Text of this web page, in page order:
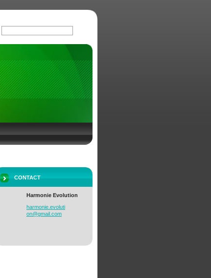
CONTACT
Harmonie Evolution
harmonie .evoluti
on@gmail .com